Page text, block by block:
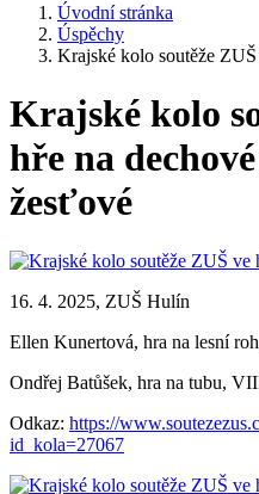
Úvodní stránka
Úspěchy
Krajské kolo soutěže ZUŠ
Krajské kolo
hře na
žesťové
16. 4. 2025, ZUŠ Hulín
Ellen Kunertová, hra na lesní
Ondřej Batůšek, hra na tubu,
Odkaz: https://
id_kola=27067